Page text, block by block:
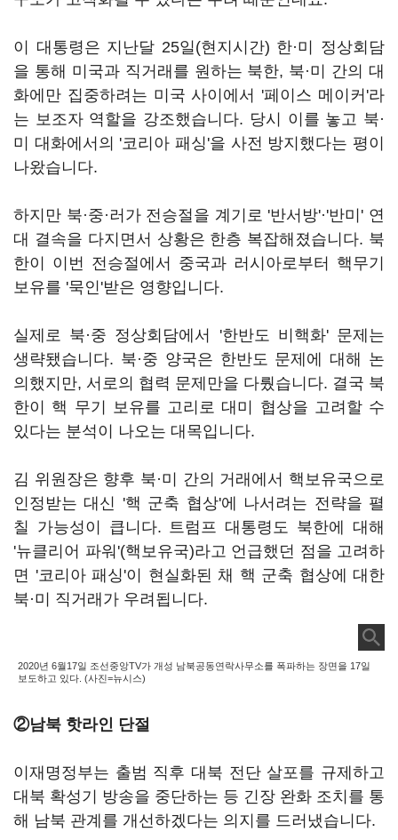
이 대통령은 지난달 25일(현지시간) 한·미 정상회담
을 통해 미국과 직거래를 원하는 북한, 북·미 간의 대
화에만 집중하려는 미국 사이에서 '페이스 메이커'라
는 보조자 역할을 강조했습니다. 당시 이를 놓고 북·
미 대화에서의 '코리아 패싱'을 사전 방지했다는 평이
나왔습니다.
하지만 북·중·러가 전승절을 계기로 '반서방'·'반미' 연
대 결속을 다지면서 상황은 한층 복잡해졌습니다. 북
한이 이번 전승절에서 중국과 러시아로부터 핵무기
보유를 '묵인'받은 영향입니다.
실제로 북·중 정상회담에서 '한반도 비핵화' 문제는
생략됐습니다. 북·중 양국은 한반도 문제에 대해 논
의했지만, 서로의 협력 문제만을 다뤘습니다. 결국 북
한이 핵 무기 보유를 고리로 대미 협상을 고려할 수
있다는 분석이 나오는 대목입니다.
김 위원장은 향후 북·미 간의 거래에서 핵보유국으로
인정받는 대신 '핵 군축 협상'에 나서려는 전략을 펼
칠 가능성이 큽니다. 트럼프 대통령도 북한에 대해
'뉴클리어 파워'(핵보유국)라고 언급했던 점을 고려하
면 '코리아 패싱'이 현실화된 채 핵 군축 협상에 대한
북·미 직거래가 우려됩니다.
2020년 6월17일 조선중앙TV가 개성 남북공동연락사무소를 폭파하는 장면을 17일
보도하고 있다. (사진=뉴시스)
②남북 핫라인 단절
이재명정부는 출범 직후 대북 전단 살포를 규제하고
대북 확성기 방송을 중단하는 등 긴장 완화 조치를 통
해 남북 관계를 개선하겠다는 의지를 드러냈습니다.